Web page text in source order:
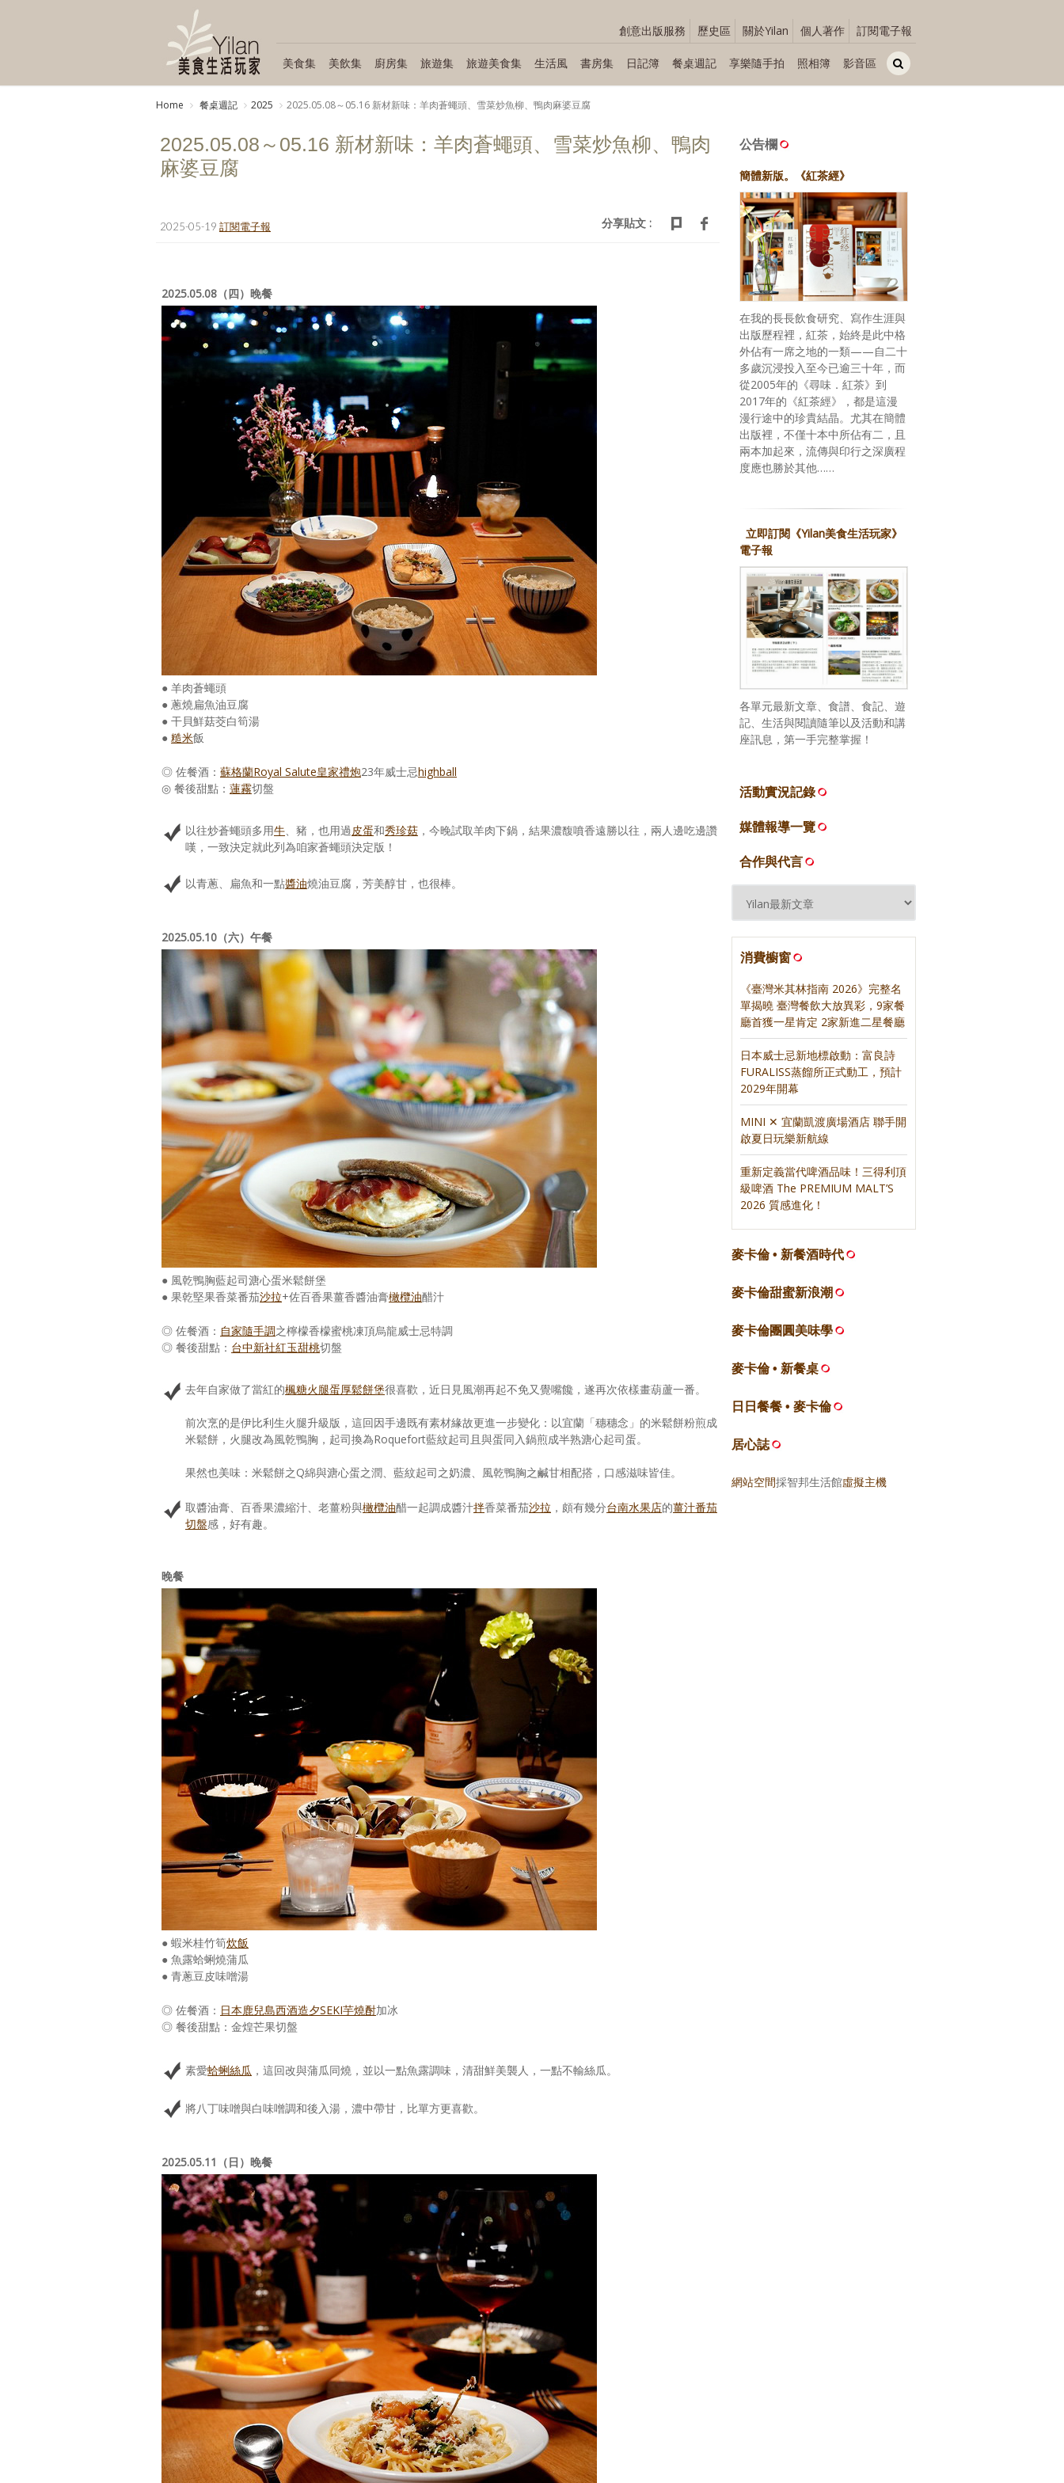
創意出版服務 歷史區 關於Yilan 個人著作 訂閱電子報
美食集 美飲集 廚房集 旅遊集 旅遊美食集 生活風 書房集 日記簿 餐桌週記 享樂隨手拍 照相簿 影音區
Home 餐桌週記 2025 2025.05.08～05.16 新材新味：羊肉蒼蠅頭、雪菜炒魚柳、鴨肉麻婆豆腐
2025.05.08～05.16 新材新味：羊肉蒼蠅頭、雪菜炒魚柳、鴨肉
麻婆豆腐
2025-05-19 訂閱電子報 分享貼文 :
2025.05.08（四）晚餐
● 羊肉蒼蠅頭
● 蔥燒扁魚油豆腐
● 干貝鮮菇茭白筍湯
● 糙米飯
◎ 佐餐酒： 蘇格蘭Royal Salute皇家禮炮23年威士忌highball
◎ 餐後甜點： 蓮霧切盤
以往炒蒼蠅頭多用牛、豬，也用過皮蛋和秀珍菇 ，今晚試取羊肉下鍋，結果濃馥噴香遠勝以往，兩人邊吃邊讚
嘆，一致決定就此列為咱家蒼蠅頭決定版！
以青蔥、扁魚和一點醬油燒油豆腐，芳美醇甘，也很棒。
2025.05.10（六）午餐
● 風乾鴨胸藍起司溏心蛋米鬆餅堡
● 果乾堅果香菜番茄沙拉+佐百香果薑香醬油膏橄欖油醋汁
◎ 佐餐酒： 自家隨手調之檸檬香檬蜜桃凍頂烏龍威士忌特調
◎ 餐後甜點： 台中新社紅玉甜桃切盤
去年自家做了當紅的楓糖火腿蛋厚鬆餅堡很喜歡，近日見風潮再起不免又覺嘴饞，遂再次依樣畫葫蘆一番。
前次烹的是伊比利生火腿升級版，這回因手邊既有素材緣故更進一步變化：以宜蘭「穗穗念」的米鬆餅粉煎成
米鬆餅，火腿改為風乾鴨胸，起司換為Roquefort藍紋起司且與蛋同入鍋煎成半熟溏心起司蛋。
果然也美味：米鬆餅之Q綿與溏心蛋之潤、藍紋起司之奶濃、風乾鴨胸之鹹甘相配搭，口感滋味皆佳。
取醬油膏、百香果濃縮汁、老薑粉與橄欖油醋一起調成醬汁拌香菜番茄沙拉 ，頗有幾分台南水果店的薑汁番茄
切盤感，好有趣。
晚餐
● 蝦米桂竹筍炊飯
● 魚露蛤蜊燒蒲瓜
● 青蔥豆皮味噌湯
◎ 佐餐酒： 日本鹿兒島西酒造夕SEKI芋燒酎加冰
◎ 餐後甜點：金煌芒果切盤
素愛蛤蜊絲瓜 ，這回改與蒲瓜同燒，並以一點魚露調味，清甜鮮美襲人，一點不輸絲瓜。
將八丁味噌與白味噌調和後入湯，濃中帶甘，比單方更喜歡。
2025.05.11（日）晚餐
公告欄
簡體新版。《紅茶經》
在我的長長飲食研究、寫作生涯與
出版歷程裡，紅茶，始終是此中格
外佔有一席之地的一類——自二十
多歲沉浸投入至今已逾三十年，而
從2005年的《尋味．紅茶》到
2017年的《紅茶經》，都是這漫
漫行途中的珍貴結晶。尤其在簡體
出版裡，不僅十本中所佔有二，且
兩本加起來，流傳與印行之深廣程
度應也勝於其他……
立即訂閱《Yilan美食生活玩家》
電子報
各單元最新文章、食譜、食記、遊
記、生活與閱讀隨筆以及活動和講
座訊息，第一手完整掌握！
活動實況記錄
媒體報導一覽
合作與代言
消費櫥窗
《臺灣米其林指南 2026》完整名
單揭曉 臺灣餐飲大放異彩，9家餐
廳首獲一星肯定 2家新進二星餐廳
日本威士忌新地標啟動：富良詩
FURALISS蒸餾所正式動工，預計
2029年開幕
MINI ✕ 宜蘭凱渡廣場酒店 聯手開
啟夏日玩樂新航線
重新定義當代啤酒品味！三得利頂
級啤酒 The PREMIUM MALT’S
2026 質感進化！
麥卡倫 • 新餐酒時代
麥卡倫甜蜜新浪潮
麥卡倫團圓美味學
麥卡倫 • 新餐桌
日日餐餐 • 麥卡倫
居心誌
網站空間採智邦生活館虛擬主機